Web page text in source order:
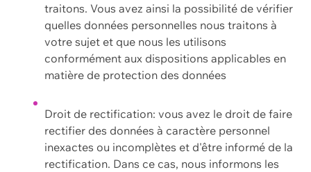
traitons. Vous avez ainsi la possibilité de vérifier
quelles données personnelles nous traitons à
votre sujet et que nous les utilisons
conformément aux dispositions applicables en
matière de protection des données
Droit de rectification: vous avez le droit de faire
rectifier des données à caractère personnel
inexactes ou incomplètes et d'être informé de la
rectification. Dans ce cas, nous informons les